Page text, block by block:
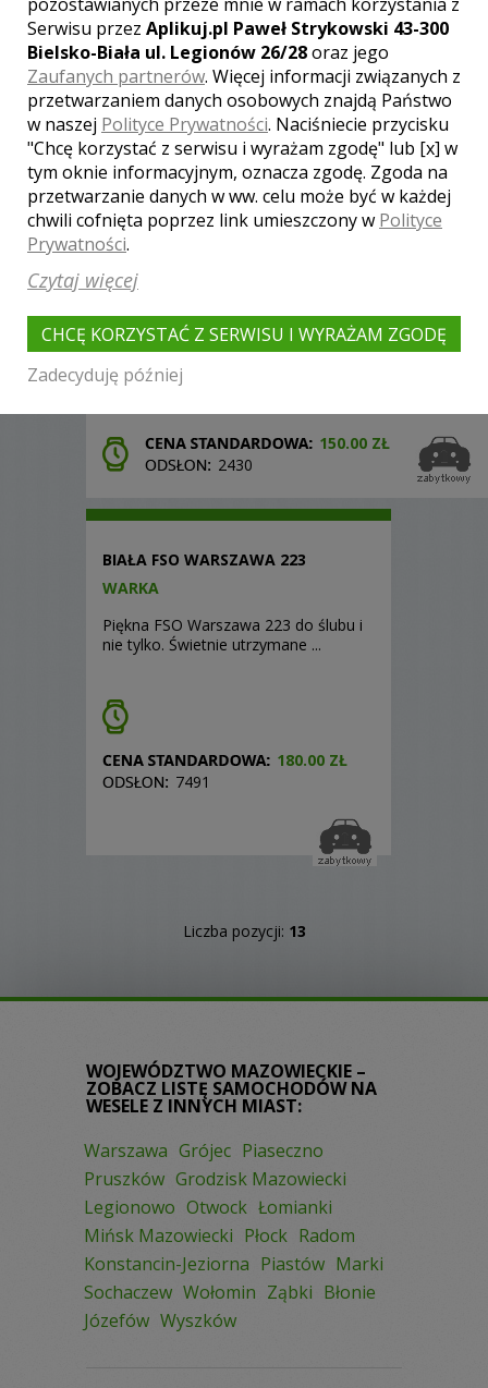
Czarna Wołga z białym dachem to
idealne dopełnienie ślubu z motywami
...
400.00 ZŁ
9059
MERCEDES S-KLASA SEL W126 LONG ZAPRASZAM
WARSZAWA
Mercedes-Benz S-Klasa SEL W126 LONG. Kultowa
limuzyna prezydentów, biznesmenów, mafiozów,
150.00 ZŁ
2430
BIAŁA FSO WARSZAWA 223
WARKA
Piękna FSO Warszawa 223 do ślubu i
nie tylko. Świetnie utrzymane ...
180.00 ZŁ
7491
Liczba pozycji: 13
WOJEWÓDZTWO MAZOWIECKIE –
ZOBACZ LISTĘ SAMOCHODÓW NA
WESELE Z INNYCH MIAST:
Warszawa Grójec Piaseczno
Pruszków Grodzisk Mazowiecki
Legionowo Otwock Łomianki
Mińsk Mazowiecki Płock Radom
Konstancin-Jeziorna Piastów Marki
Sochaczew Wołomin Ząbki Błonie
Józefów Wyszków
Serwisu przez Aplikuj.pl Paweł Strykowski 43-300
Bielsko-Biała ul. Legionów 26/28oraz jego
Zaufanych partnerów. Więcej informacji związanych z
przetwarzaniem danych osobowych znajdą Państwo
w naszej Polityce Prywatności. Naciśniecie przycisku
"Chcę korzystać z serwisu i wyrażam zgodę" lub [x] w
tym oknie informacyjnym, oznacza zgodę. Zgoda na
przetwarzanie danych w ww. celu może być w każdej
chwili cofnięta poprzez link umieszczony w Polityce
Prywatności.
Czytaj więcej
CHCĘ KORZYSTAĆ Z SERWISU I WYRAŻAM ZGODĘ
Zadecyduję później